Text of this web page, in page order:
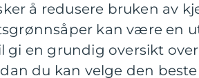
å redusere bruken av
kan være en
gi en grundig oversikt
du kan velge den